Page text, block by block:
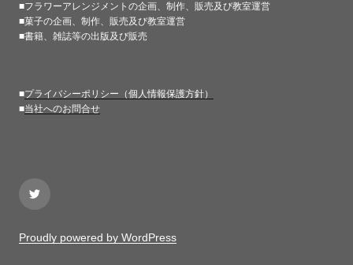
■フラワーアレンジメントの企画、制作、販売及び教室運営
■菓子の企画、制作、販売及び教室運営
■書籍、雑誌等の出版及び販売
■プライバシーポリシー（個人情報保護方針）
■当社へのお問合せ
Twitter
Proudly powered by WordPress